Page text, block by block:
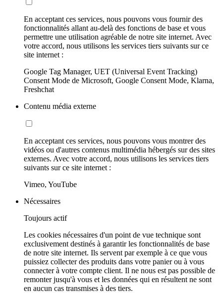
En acceptant ces services, nous pouvons vous fournir des
fonctionnalités allant au-delà des fonctions de base et vous
permettre une utilisation agréable de notre site internet. Avec
votre accord, nous utilisons les services tiers suivants sur ce
site internet :
Google Tag Manager, UET (Universal Event Tracking)
Consent Mode de Microsoft, Google Consent Mode, Klarna,
Freshchat
Contenu média externe
En acceptant ces services, nous pouvons vous montrer des
vidéos ou d'autres contenus multimédia hébergés sur des sites
externes. Avec votre accord, nous utilisons les services tiers
suivants sur ce site internet :
Vimeo, YouTube
Nécessaires
Toujours actif
Les cookies nécessaires d'un point de vue technique sont
exclusivement destinés à garantir les fonctionnalités de base
de notre site internet. Ils servent par exemple à ce que vous
puissiez collecter des produits dans votre panier ou à vous
connecter à votre compte client. Il ne nous est pas possible de
remonter jusqu'à vous et les données qui en résultent ne sont
en aucun cas transmises à des tiers.